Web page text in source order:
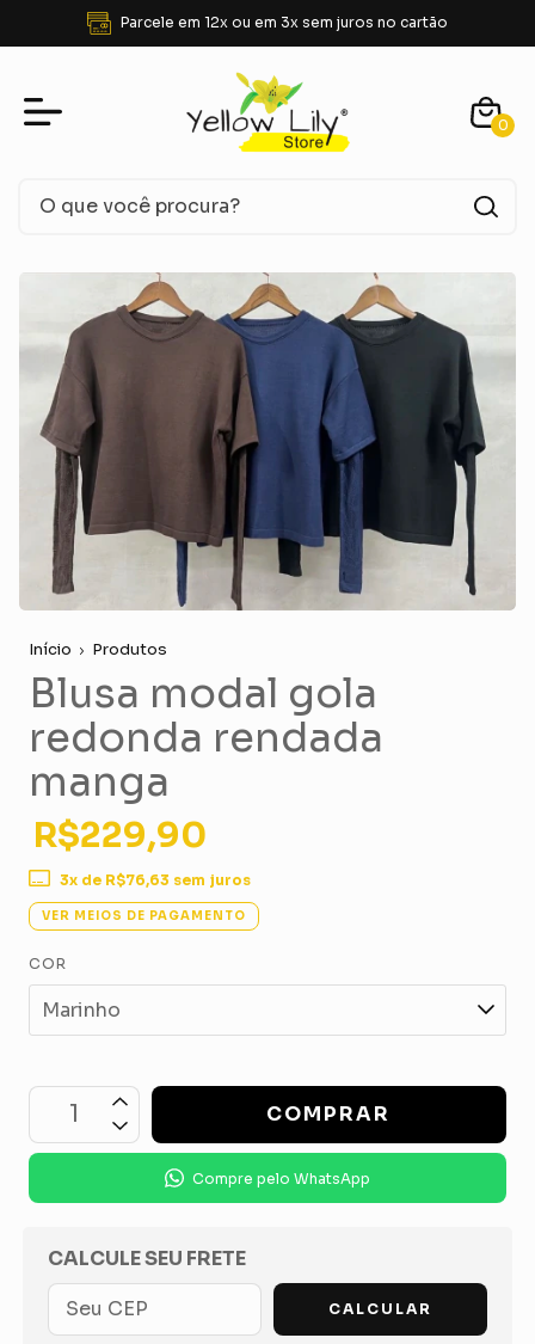
Parcele em 12x ou em 3x sem juros no cartão
0
Início Produtos
Blusa modal gola
redonda rendada
manga
R$229,90
3x de R$76,63 sem juros
VER MEIOS DE PAGAMENTO
COR
Compre pelo WhatsApp
OPÇÕES DE FRETE
CALCULE SEU FRETE
CALCULAR